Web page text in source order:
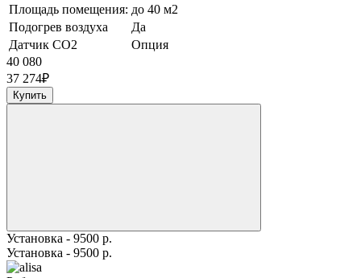
Площадь помещения: до 40 м2
Подогрев воздуха
Да
Датчик CO2
Опция
40 080
37 274₽
Купить
Установка - 9500 р.
Установка - 9500 р.